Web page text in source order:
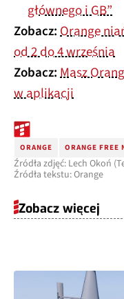
głównego i GB”
Zobacz:Orange
od 2 do 4 września
Zobacz:Masz
w aplikacji
ORANGE ORANGE FREE
Źródła zdjęć: Lech Okoń
Źródła tekstu: Orange
Zobacz więcej